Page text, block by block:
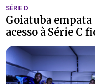
SÉRIE D
Goiatuba empata
acesso à Série C